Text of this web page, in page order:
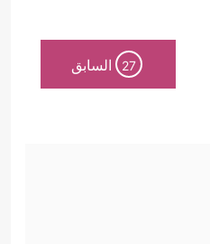
27 السابق